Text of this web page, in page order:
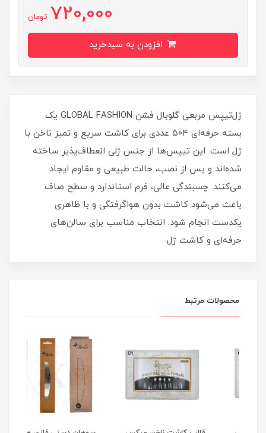
720,000 تومان
ژل‌تیپس مربعی گلوبال فشن GLOBAL FASHION یک
بسته حرفه‌ای ۵۰۴ عددی برای کاشت سریع و تمیز ناخن با
ژل است. این تیپس‌ها از جنس ژلی انعطاف‌پذیر ساخته
شده‌اند و پس از نصب، حالت طبیعی و مقاوم ایجاد
می‌کنند. چسبندگی عالی، فرم استاندارد و سطح صاف
باعث می‌شود کاشت بدون هواگرفتگی و با ظاهری
یکدست انجام شود. انتخاب مناسب برای سالن‌های
حرفه‌ای و کاشت ژل.
محصولات مرتبط